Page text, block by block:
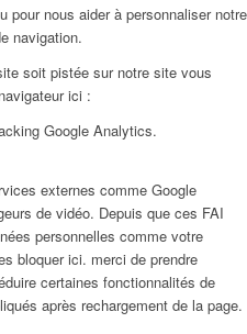
pour nous aider à personnaliser notre
navigation.
soit pistée sur notre site vous
ici :
Google Analytics.
externes comme Google
de vidéo. Depuis que ces FAI
personnelles comme votre
bloquer ici. merci de prendre
certaines fonctionnalités de
après rechargement de la page.